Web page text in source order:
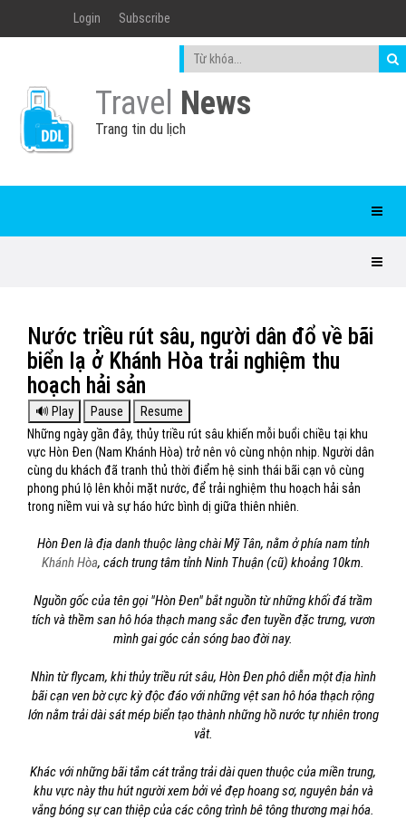
Login Subscribe
Travel News
Trang tin du lịch
Nước triều rút sâu, người dân đổ về bãi
biển lạ ở Khánh Hòa trải nghiệm thu
hoạch hải sản
Những ngày gần đây, thủy triều rút sâu khiến mỗi buổi chiều tại khu
vực Hòn Đen (Nam Khánh Hòa) trở nên vô cùng nhộn nhịp. Người dân
cùng du khách đã tranh thủ thời điểm hệ sinh thái bãi cạn vô cùng
phong phú lộ lên khỏi mặt nước, để trải nghiệm thu hoạch hải sản
trong niềm vui và sự háo hức bình dị giữa thiên nhiên.
Hòn Đen là địa danh thuộc làng chài Mỹ Tân, nằm ở phía nam tỉnh
Khánh Hòa, cách trung tâm tỉnh Ninh Thuận (cũ) khoảng 10km.
Nguồn gốc của tên gọi "Hòn Đen" bắt nguồn từ những khối đá trầm
tích và thềm san hô hóa thạch mang sắc đen tuyền đặc trưng, vươn
mình gai góc cản sóng bao đời nay.
Nhìn từ flycam, khi thủy triều rút sâu, Hòn Đen phô diễn một địa hình
bãi cạn ven bờ cực kỳ độc đáo với những vệt san hô hóa thạch rộng
lớn nằm trải dài sát mép biển tạo thành những hồ nước tự nhiên trong
vắt.
Khác với những bãi tắm cát trắng trải dài quen thuộc của miền trung,
khu vực này thu hút người xem bởi vẻ đẹp hoang sơ, nguyên bản và
vắng bóng sự can thiệp của các công trình bê tông thương mại hóa.